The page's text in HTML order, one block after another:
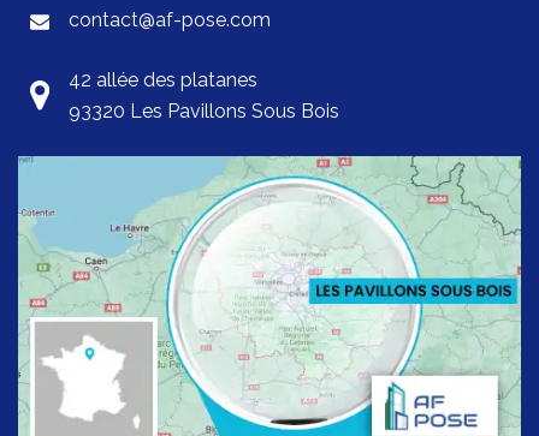
contact@af-pose.com
42 allée des platanes
93320 Les Pavillons Sous Bois